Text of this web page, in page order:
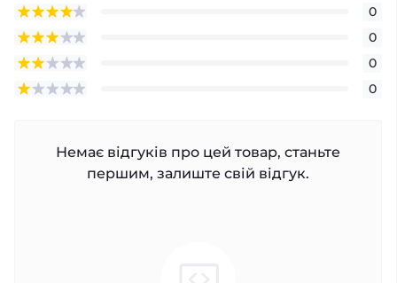
0
0
0
0
Немає відгуків про цей товар, станьте
першим, залиште свій відгук.